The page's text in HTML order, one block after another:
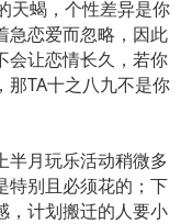
天蝎，个性差异是你
急恋爱而忽略，因此
会让恋情长久，若你
那TA十之八九不是你
半月玩乐活动稍微多
特别且必须花的；下
，计划搬迁的人要小